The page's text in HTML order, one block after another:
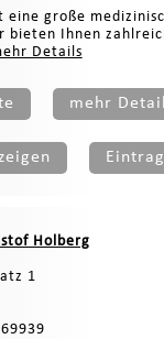
eine große
bieten Ihnen
Details
mehr
Holberg
1